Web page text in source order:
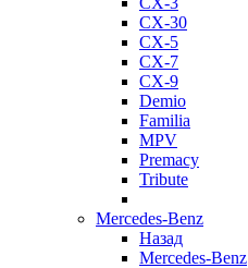
CX-30
CX-5
CX-7
CX-9
Demio
Familia
MPV
Premacy
Tribute
Mercedes-Benz
Назад
Mercedes-Benz